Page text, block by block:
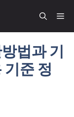
메
법과 기
준 정